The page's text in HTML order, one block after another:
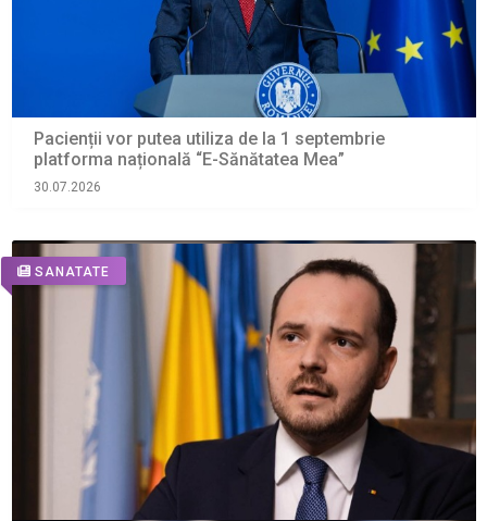
Pacienții vor putea utiliza de la 1 septembrie
platforma națională “E-Sănătatea Mea”
30.07.2026
SANATATE